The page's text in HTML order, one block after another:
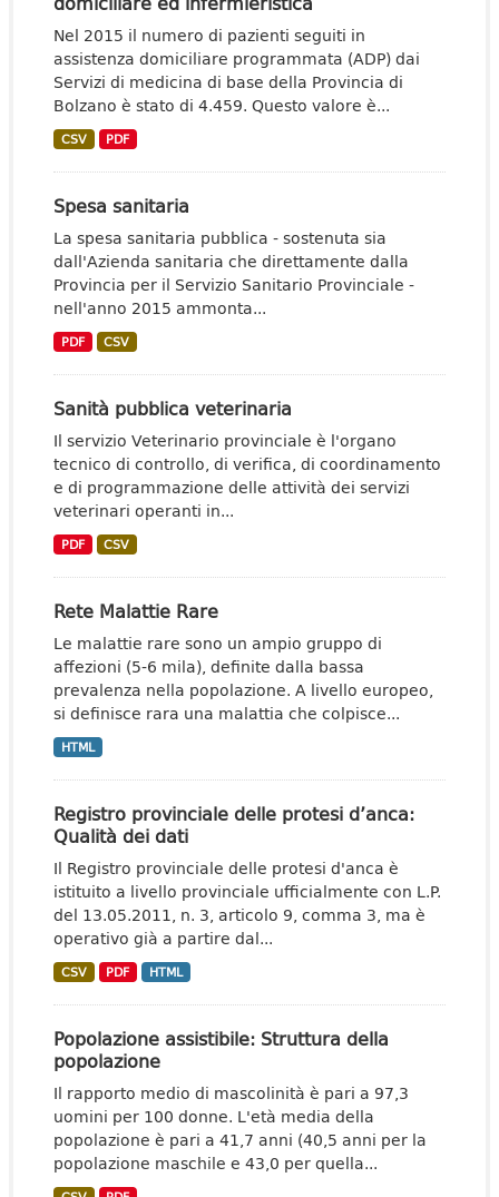
Nel 2015 il numero di pazienti seguiti in
assistenza domiciliare programmata (ADP) dai
Servizi di medicina di base della Provincia di
Bolzano è stato di 4.459. Questo valore è...
CSV PDF
Spesa sanitaria
La spesa sanitaria pubblica - sostenuta sia
dall'Azienda sanitaria che direttamente dalla
Provincia per il Servizio Sanitario Provinciale -
nell'anno 2015 ammonta...
PDF CSV
Sanità pubblica veterinaria
Il servizio Veterinario provinciale è l'organo
tecnico di controllo, di verifica, di coordinamento
e di programmazione delle attività dei servizi
veterinari operanti in...
PDF CSV
Rete Malattie Rare
Le malattie rare sono un ampio gruppo di
affezioni (5-6 mila), definite dalla bassa
prevalenza nella popolazione. A livello europeo,
si definisce rara una malattia che colpisce...
HTML
Registro provinciale delle protesi d’anca:
Qualità dei dati
Il Registro provinciale delle protesi d'anca è
istituito a livello provinciale ufficialmente con L.P.
del 13.05.2011, n. 3, articolo 9, comma 3, ma è
operativo già a partire dal...
CSV PDF HTML
Popolazione assistibile: Struttura della
popolazione
Il rapporto medio di mascolinità è pari a 97,3
uomini per 100 donne. L'età media della
popolazione è pari a 41,7 anni (40,5 anni per la
popolazione maschile e 43,0 per quella...